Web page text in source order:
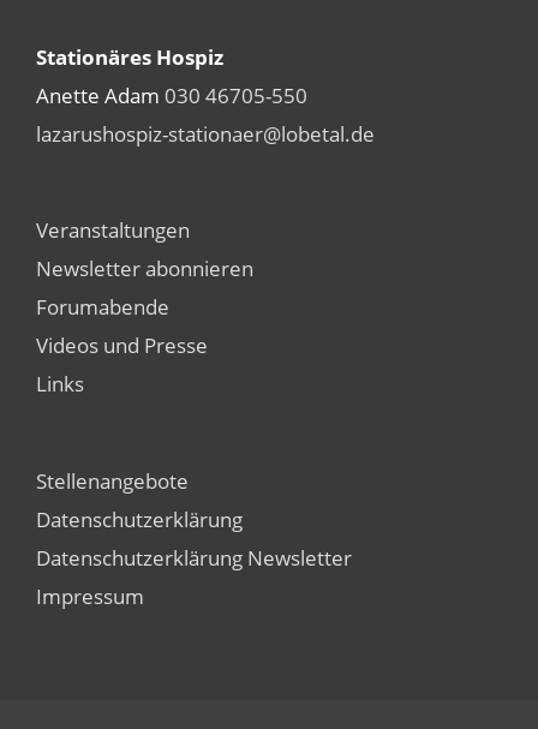
Stationäres Hospiz
Anette Adam 030 46705-550
lazarushospiz-stationaer@lobetal.de
Veranstaltungen
Newsletter abonnieren
Forumabende
Videos und Presse
Links
Stellenangebote
Datenschutzerklärung
Datenschutzerklärung Newsletter
Impressum